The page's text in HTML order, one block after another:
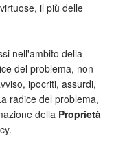
il più delle
nell'ambito della
del problema, non
ipocriti, assurdi,
radice del problema,
della Proprietà